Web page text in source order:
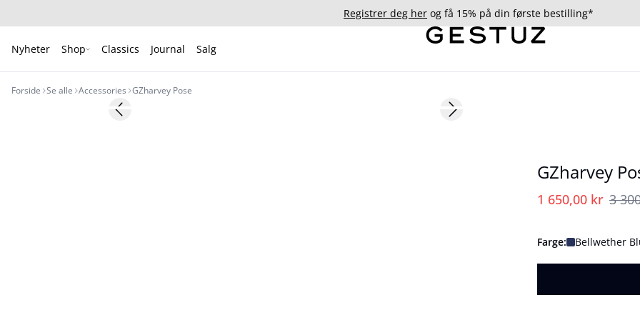
Registrer deg her og få 15% på din første bestilling*
Nyheter Shop Classics Journal Salg
Forside Se alle Accessories GZharvey Pose
- 50%Previous slide Next slide
GZharvey
1 650,00 kr 3
Farge: Bellwether